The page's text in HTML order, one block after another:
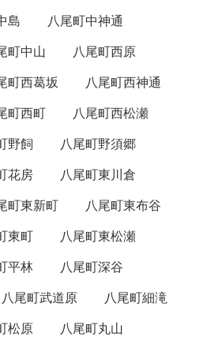
島
八尾町中神通
町中山
八尾町西原
町西葛坂
八尾町西神通
町西町
八尾町西松瀬
野飼
八尾町野須郷
花房
八尾町東川倉
町東新町
八尾町東布谷
東町
八尾町東松瀬
平林
八尾町深谷
八尾町武道原
八尾町細滝
松原
八尾町丸山